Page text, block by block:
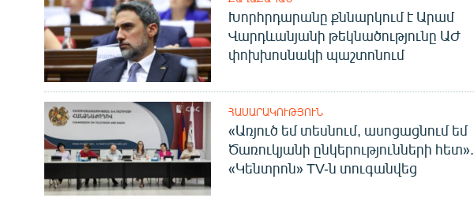
Խորհրդարանը քննարկում է Արամ
Վարդևանյանի թեկնածությունը ԱԺ
փոխխոսնակի պաշտոնում
ՀԱՍԱՐԱԿՈՒԹՅՈՒՆ
«Առյուծ եմ տեսնում, ասոցացնում եմ
Ծառուկյանի ընկերությունների հետ».
«Կենտրոն» TV-ն տուգանվեց